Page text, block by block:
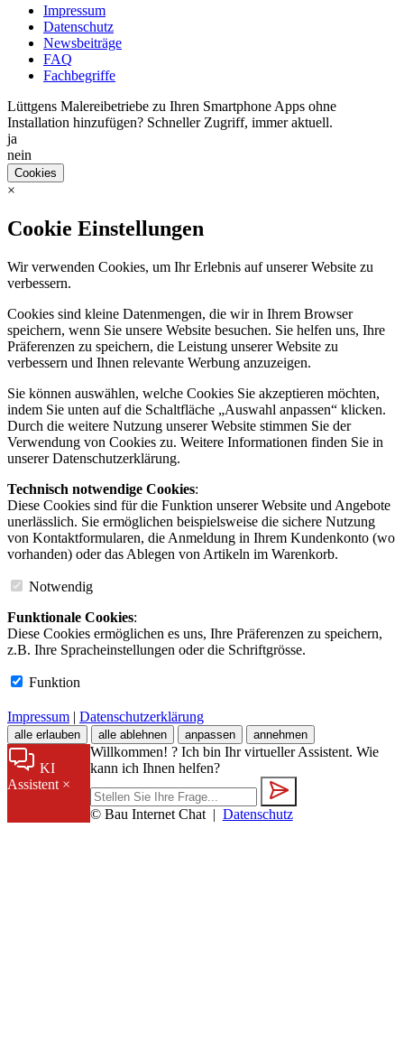
Impressum
Datenschutz
Newsbeiträge
FAQ
Fachbegriffe
Lüttgens Malereibetriebe zu Ihren Smartphone Apps ohne
Installation hinzufügen? Schneller Zugriff, immer aktuell.
ja
nein
Cookies
×
Cookie Einstellungen
Wir verwenden Cookies, um Ihr Erlebnis auf unserer Website zu
verbessern.
Cookies sind kleine Datenmengen, die wir in Ihrem Browser
speichern, wenn Sie unsere Website besuchen. Sie helfen uns, Ihre
Präferenzen zu speichern, die Leistung unserer Website zu
verbessern und Ihnen relevante Werbung anzuzeigen.
Sie können auswählen, welche Cookies Sie akzeptieren möchten,
indem Sie unten auf die Schaltfläche „Auswahl anpassen“ klicken.
Durch die weitere Nutzung unserer Website stimmen Sie der
Verwendung von Cookies zu. Weitere Informationen finden Sie in
unserer Datenschutzerklärung.
Technisch notwendige Cookies:
Diese Cookies sind für die Funktion unserer Website und Angebote
unerlässlich. Sie ermöglichen beispielsweise die sichere Nutzung
von Kontaktformularen, die Anmeldung in Ihrem Kundenkonto (wo
vorhanden) oder das Ablegen von Artikeln im Warenkorb.
Notwendig
Funktionale Cookies:
Diese Cookies ermöglichen es uns, Ihre Präferenzen zu speichern,
z.B. Ihre Spracheinstellungen oder die Schriftgrösse.
Funktion
Impressum | Datenschutzerklärung
alle erlauben alle ablehnen anpassen annehmen
KI
Assistent ×
Willkommen! ? Ich bin Ihr virtueller Assistent. Wie
kann ich Ihnen helfen?
© Bau Internet Chat| Datenschutz